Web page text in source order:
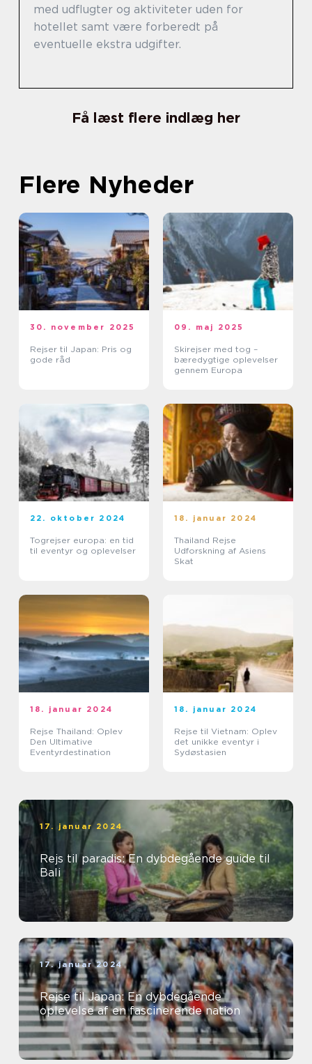
med udflugter og aktiviteter uden for
hotellet samt være forberedt på
eventuelle ekstra udgifter.
Få læst flere indlæg her
Flere Nyheder
30. november 2025
Rejser til Japan: Pris og
gode råd
09. maj 2025
Skirejser med tog –
bæredygtige oplevelser
gennem Europa
22. oktober 2024
Togrejser europa: en tid
til eventyr og oplevelser
18. januar 2024
Thailand Rejse
Udforskning af Asiens
Skat
18. januar 2024
Rejse Thailand: Oplev
Den Ultimative
Eventyrdestination
18. januar 2024
Rejse til Vietnam: Oplev
det unikke eventyr i
Sydøstasien
17. januar 2024
Rejs til paradis: En dybdegående guide til
Bali
17. januar 2024
Rejse til Japan: En dybdegående
oplevelse af en fascinerende nation